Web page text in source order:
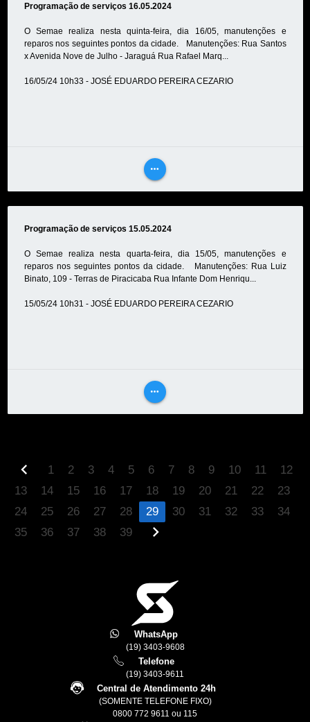
Programação de serviços 16.05.2024
O Semae realiza nesta quinta-feira, dia 16/05, manutenções e
reparos nos seguintes pontos da cidade. Manutenções: Rua Santos
x Avenida Nove de Julho - Jaraguá Rua Rafael Marq...
16/05/24 10h33 - JOSÉ EDUARDO PEREIRA CEZARIO
more_horiz
VEJA
Programação de serviços 15.05.2024
O Semae realiza nesta quarta-feira, dia 15/05, manutenções e
reparos nos seguintes pontos da cidade. Manutenções: Rua Luiz
Binato, 109 - Terras de Piracicaba Rua Infante Dom Henriqu...
15/05/24 10h31 - JOSÉ EDUARDO PEREIRA CEZARIO
more_horiz
VEJA
chevron_left 1 2 3 4 5 6 7 8 9 10 11
12
13
14 15 16 17 18 19 20 21 22
23
24
25 26 27 28 29 30 31 32 33
34
35
36 37 38 39 chevron_right
WhatsApp
(19) 3403-9608
Telefone
(19) 3403-9611
Central de Atendimento 24h
(SOMENTE TELEFONE FIXO)
0800 772 9611 ou 115